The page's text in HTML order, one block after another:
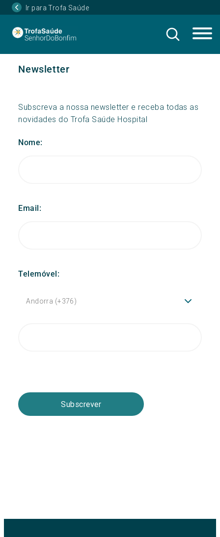
Ir para Trofa Saúde
Newsletter
Subscreva a nossa newsletter e receba todas as
novidades do Trofa Saúde Hospital
Nome:
Email:
Telemóvel:
Subscrever